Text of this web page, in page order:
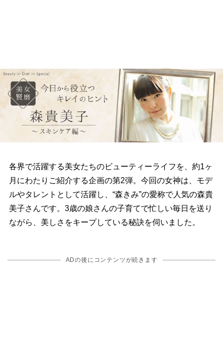
各界で活躍する美女たちのビューティーライフを、約1ヶ
月にわたりご紹介する企画の第2弾。今回の女神は、モデ
ルやタレントとして活躍し、“森きみ”の愛称で人気の森貴
美子さんです。3歳の娘さんの子育てで忙しい毎日を送り
ながら、美しさをキープしている秘訣を伺いました。
ADの後にコンテンツが続きます